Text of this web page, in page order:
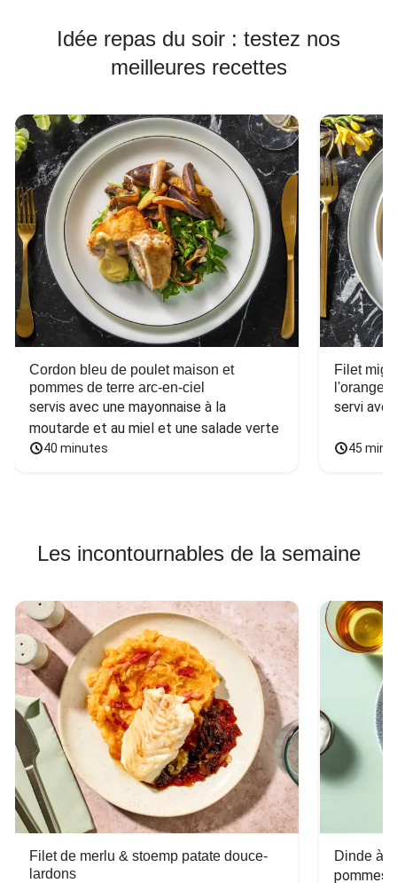
Idée repas du soir : testez nos
meilleures recettes
Cordon bleu de poulet maison et
pommes de terre arc-en-ciel
servis avec une mayonnaise à la
moutarde et au miel et une salade verte
40 minutes
Filet
l'orange
servi
45
Les incontournables de la semaine
Filet de merlu & stoemp patate douce-
lardons
Dinde à
pommes